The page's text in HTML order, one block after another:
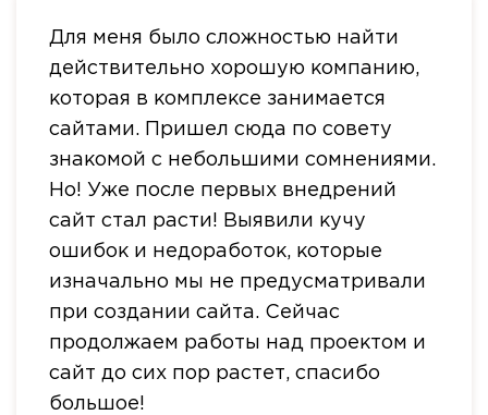
Для меня было сложностью найти
действительно хорошую компанию,
которая в комплексе занимается
сайтами. Пришел сюда по совету
знакомой с небольшими сомнениями.
Но! Уже после первых внедрений
сайт стал расти! Выявили кучу
ошибок и недоработок, которые
изначально мы не предусматривали
при создании сайта. Сейчас
продолжаем работы над проектом и
сайт до сих пор растет, спасибо
большое!